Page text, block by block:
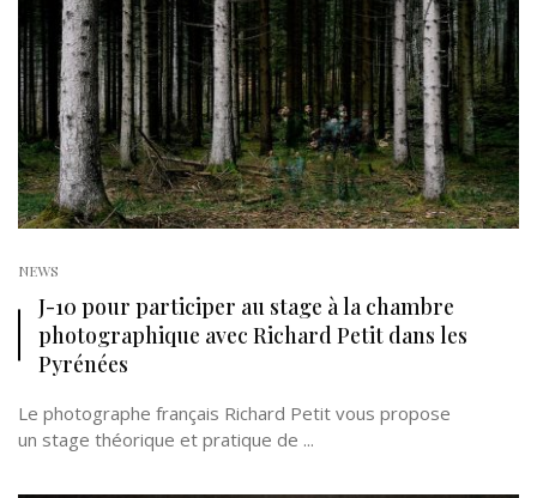
NEWS
J-10 pour participer au stage à la chambre
photographique avec Richard Petit dans les
Pyrénées
Le photographe français Richard Petit vous propose
un stage théorique et pratique de ...